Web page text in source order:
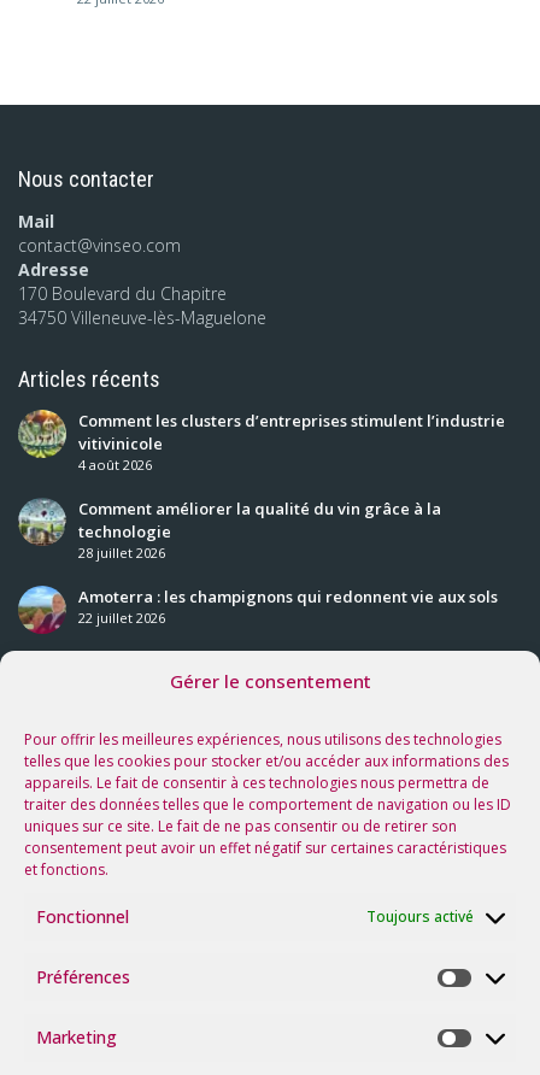
Gérer le consentement
Pour offrir les meilleures expériences, nous utilisons des technologies
telles que les cookies pour stocker et/ou accéder aux informations des
appareils. Le fait de consentir à ces technologies nous permettra de
traiter des données telles que le comportement de navigation ou les ID
uniques sur ce site. Le fait de ne pas consentir ou de retirer son
consentement peut avoir un effet négatif sur certaines caractéristiques
et fonctions.
Fonctionnel Toujours activé
Préférences
Marketing
Nous contacter
Mail
contact@vinseo.com
Adresse
170 Boulevard du Chapitre
34750 Villeneuve-lès-Maguelone
Articles récents
Comment les clusters d’entreprises stimulent l’industrie
vitivinicole
4 août 2026
Comment améliorer la qualité du vin grâce à la
technologie
28 juillet 2026
Amoterra : les champignons qui redonnent vie aux sols
22 juillet 2026
Nos prochaines rencontres
Voir tous les événements
Suivez-nous sur les réseaux !